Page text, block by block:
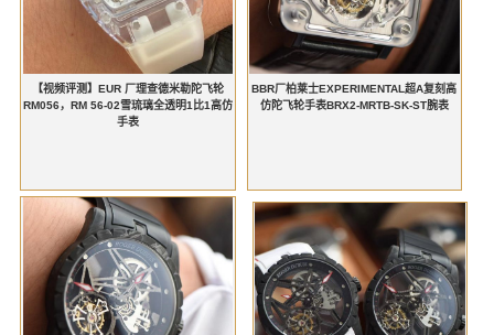
【视频评测】EUR 厂理查德米勒陀飞轮
RM056，RM 56-02雪琉璃全透明1比1高仿
手表
BBR厂柏莱士EXPERIMENTAL超A复刻高
仿陀飞轮手表BRX2-MRTB-SK-ST腕表